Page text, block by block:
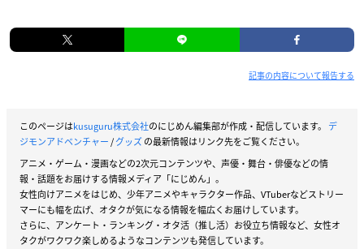
記事の内容について報告する
このページはkusuguru株式会社のにじめん編集部が作成・配信しています。 デ
ジモンアドベンチャー/グッズの最新情報はリンク先をご覧ください。
アニメ・ゲーム・漫画などの2次元コンテンツや、声優・舞台・俳優などの情
報・話題をお届けする情報メディア「にじめん」。
女性向けアニメをはじめ、少年アニメやキャラクター作品、VTuberなどストリー
マーにも幅を広げ、オタクが気になる情報を幅広くお届けしています。
さらに、アンケート・ランキング・オタ活（推し活）お役立ち情報など、女性オ
タクがワクワク楽しめるようなコンテンツも発信しています。